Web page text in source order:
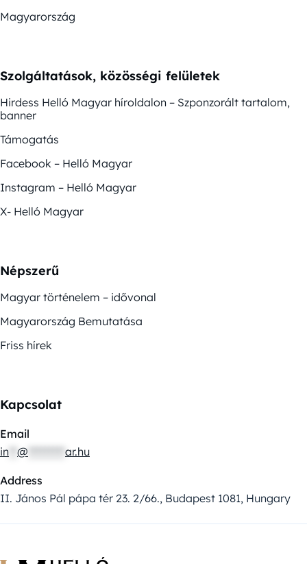
Magyarország
Szolgáltatások, közösségi felületek
Hirdess Helló Magyar híroldalon – Szponzorált tartalom,
banner
Támogatás
Facebook – Helló Magyar
Instagram – Helló Magyar
X- Helló Magyar
Népszerű
Magyar történelem – idővonal
Magyarország Bemutatása
Friss hírek
Kapcsolat
Email
in @ ar.hu
Address
II. János Pál pápa tér 23. 2/66., Budapest 1081, Hungary